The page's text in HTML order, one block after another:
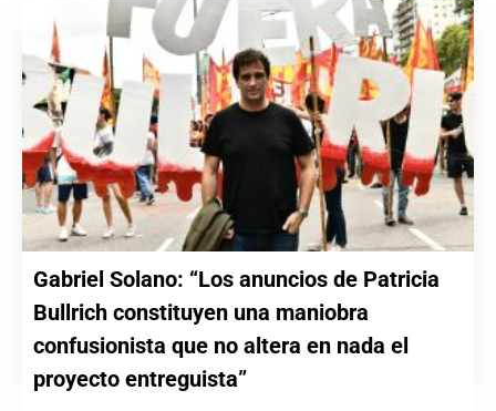
Gabriel Solano: “Los anuncios de Patricia
Bullrich constituyen una maniobra
confusionista que no altera en nada el
proyecto entreguista”